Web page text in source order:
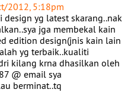
2012, 5:18pm
yg latest skarang..nak
jga membekal kain
edition design(jnis kain lain
yg terbaik..kualiti
kilang krna dhasilkan oleh
@ email sya
berminat..tq